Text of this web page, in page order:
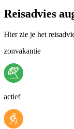
Reisadvies
Hier zie je het
zonvakantie
actief